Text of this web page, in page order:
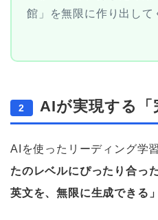
館」を無限に作り出して
2 AIが実現する「
AIを使ったリーディング学
たのレベルにぴったり合っ
英文を、無限に生成できる」